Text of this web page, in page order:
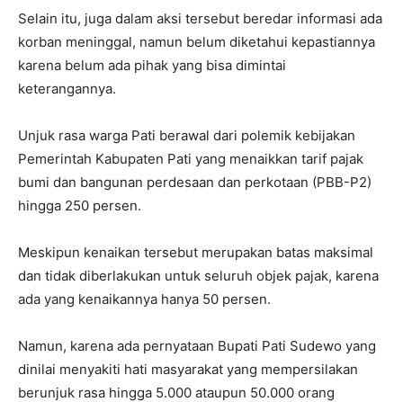
Selain itu, juga dalam aksi tersebut beredar informasi ada
korban meninggal, namun belum diketahui kepastiannya
karena belum ada pihak yang bisa dimintai
keterangannya.
Unjuk rasa warga Pati berawal dari polemik kebijakan
Pemerintah Kabupaten Pati yang menaikkan tarif pajak
bumi dan bangunan perdesaan dan perkotaan (PBB-P2)
hingga 250 persen.
Meskipun kenaikan tersebut merupakan batas maksimal
dan tidak diberlakukan untuk seluruh objek pajak, karena
ada yang kenaikannya hanya 50 persen.
Namun, karena ada pernyataan Bupati Pati Sudewo yang
dinilai menyakiti hati masyarakat yang mempersilakan
berunjuk rasa hingga 5.000 ataupun 50.000 orang